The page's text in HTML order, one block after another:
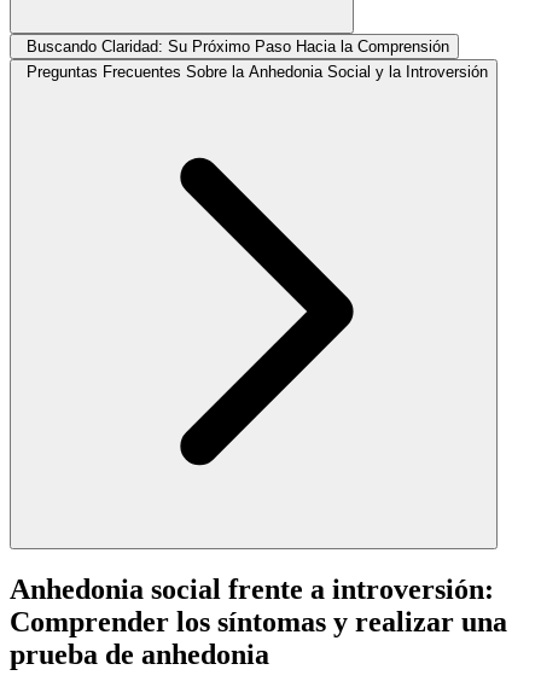
Buscando Claridad: Su Próximo Paso Hacia la Comprensión
Preguntas Frecuentes Sobre la Anhedonia Social y la Introversión
Anhedonia social frente a introversión:
Comprender los síntomas y realizar una
prueba de anhedonia